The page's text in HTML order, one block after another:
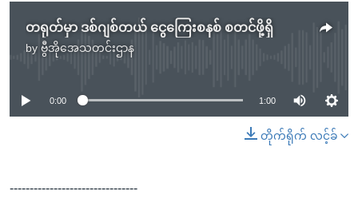
တရုတ်မှာ ဒစ်ဂျစ်တယ် ငွေကြေးစနစ် စတင်ဖို့ရှိ
by ဗွီအိုအေသတင်းဌာန
No media source currently available
0:00 1:00
တိုက်ရိုက် လင့်ခ်
--------------------------------